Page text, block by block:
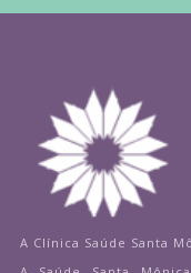
A Clínica Saúde Santa